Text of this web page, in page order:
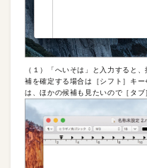
（１）「へいそは」と入力すると
補を確定する場合は［シフト］キ
は、ほかの候補も見たいので［タブ